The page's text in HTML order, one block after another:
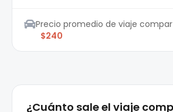
Precio promedio de viaje
$240
¿Cuánto sale el viaje